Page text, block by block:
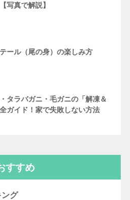
写真で解説】
ール（尾の身）の楽しみ方
タラバガニ・毛ガニの「解凍＆
ガイド！家で失敗しない方法
すすめ
ング